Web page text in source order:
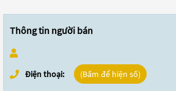
Thông tin người bán
Điện thoại: (Bấm để hiện số)